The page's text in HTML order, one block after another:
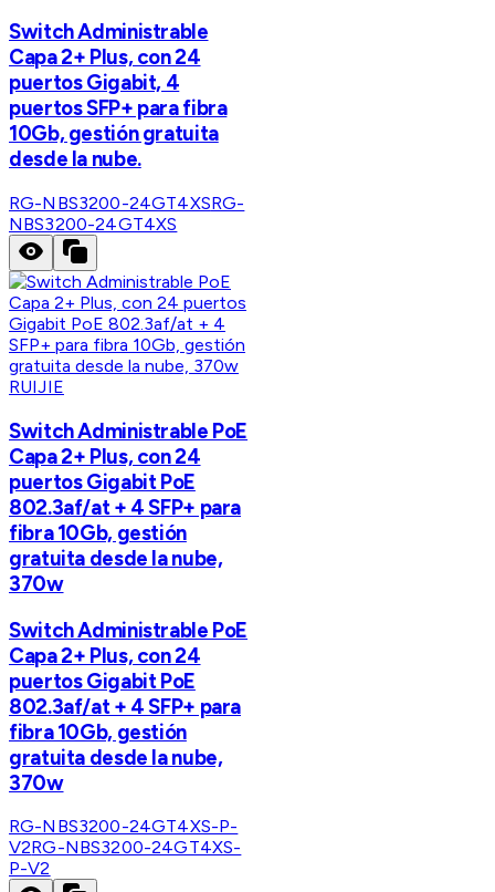
Switch Administrable
Capa 2+ Plus, con 24
puertos Gigabit, 4
puertos SFP+ para fibra
10Gb, gestión gratuita
desde la nube.
RG-NBS3200-24GT4XSRG-
NBS3200-24GT4XS
RUIJIE
Switch Administrable PoE
Capa 2+ Plus, con 24
puertos Gigabit PoE
802.3af/at + 4 SFP+ para
fibra 10Gb, gestión
gratuita desde la nube,
370w
Switch Administrable PoE
Capa 2+ Plus, con 24
puertos Gigabit PoE
802.3af/at + 4 SFP+ para
fibra 10Gb, gestión
gratuita desde la nube,
370w
RG-NBS3200-24GT4XS-P-
V2RG-NBS3200-24GT4XS-
P-V2